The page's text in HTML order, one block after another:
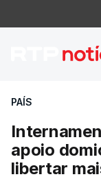
PAÍS
apoio
libertar